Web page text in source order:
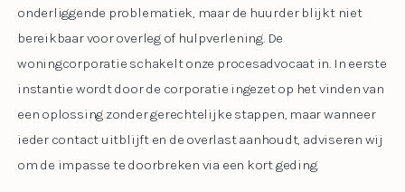
onderliggende problematiek, maar de huurder blijkt niet
bereikbaar voor overleg of hulpverlening. De
woningcorporatie schakelt onze procesadvocaat in. In eerste
instantie wordt door de corporatie ingezet op het vinden van
een oplossing zonder gerechtelijke stappen, maar wanneer
ieder contact uitblijft en de overlast aanhoudt, adviseren wij
om de impasse te doorbreken via een kort geding.